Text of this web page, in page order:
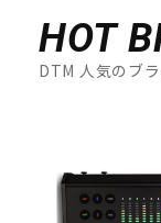
HOT
DTM 人気のブ